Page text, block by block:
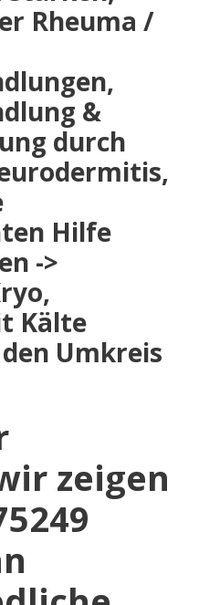
Rheuma /
&
durch
Hilfe
->
Kälte
Umkreis
zeigen